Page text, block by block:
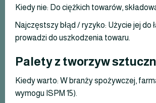
Kiedy nie: Do ciężkich towarów,
Najczęstszy błąd / ryzyko: Użycie jej do
prowadzi do uszkodzenia towaru.
Palety z tworzyw
Kiedy warto: W branży spożywczej,
wymogu ISPM 15).